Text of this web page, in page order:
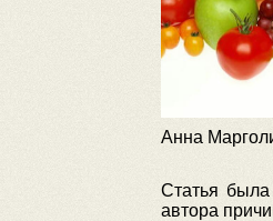
Анна
Статья
автора